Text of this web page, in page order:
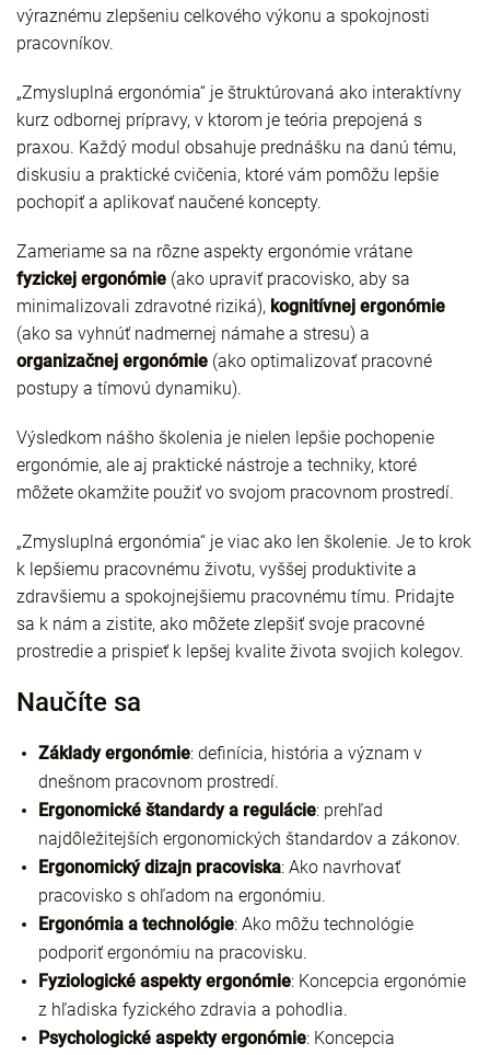
výraznému zlepšeniu celkového výkonu a spokojnosti
pracovníkov.
„Zmysluplná ergonómia“ je štruktúrovaná ako interaktívny
kurz odbornej prípravy, v ktorom je teória prepojená s
praxou. Každý modul obsahuje prednášku na danú tému,
diskusiu a praktické cvičenia, ktoré vám pomôžu lepšie
pochopiť a aplikovať naučené koncepty.
Zameriame sa na rôzne aspekty ergonómie vrátane
fyzickej ergonómie (ako upraviť pracovisko, aby sa
minimalizovali zdravotné riziká), kognitívnej ergonómie
(ako sa vyhnúť nadmernej námahe a stresu) a
organizačnej ergonómie (ako optimalizovať pracovné
postupy a tímovú dynamiku).
Výsledkom nášho školenia je nielen lepšie pochopenie
ergonómie, ale aj praktické nástroje a techniky, ktoré
môžete okamžite použiť vo svojom pracovnom prostredí.
„Zmysluplná ergonómia“ je viac ako len školenie. Je to krok
k lepšiemu pracovnému životu, vyššej produktivite a
zdravšiemu a spokojnejšiemu pracovnému tímu. Pridajte
sa k nám a zistite, ako môžete zlepšiť svoje pracovné
prostredie a prispieť k lepšej kvalite života svojich kolegov.
Naučíte sa
Základy ergonómie: definícia, história a význam v
dnešnom pracovnom prostredí.
Ergonomické štandardy a regulácie: prehľad
najdôležitejších ergonomických štandardov a zákonov.
Ergonomický dizajn pracoviska: Ako navrhovať
pracovisko s ohľadom na ergonómiu.
Ergonómia a technológie: Ako môžu technológie
podporiť ergonómiu na pracovisku.
Fyziologické aspekty ergonómie: Koncepcia ergonómie
z hľadiska fyzického zdravia a pohodlia.
Psychologické aspekty ergonómie: Koncepcia